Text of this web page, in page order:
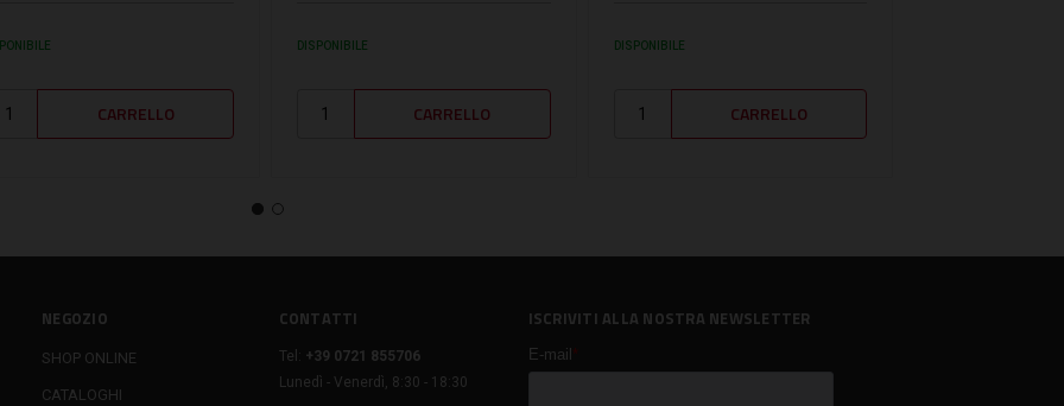
DISPONIBILE DISPONIBILE
NEGOZIO
SHOP ONLINE
CATALOGHI
CONTATTI
Tel:
+39 0721 855706
Lunedì - Venerdì, 8:30 - 18:30
ISCRIVITI ALLA NOSTRA NEWSLETTER